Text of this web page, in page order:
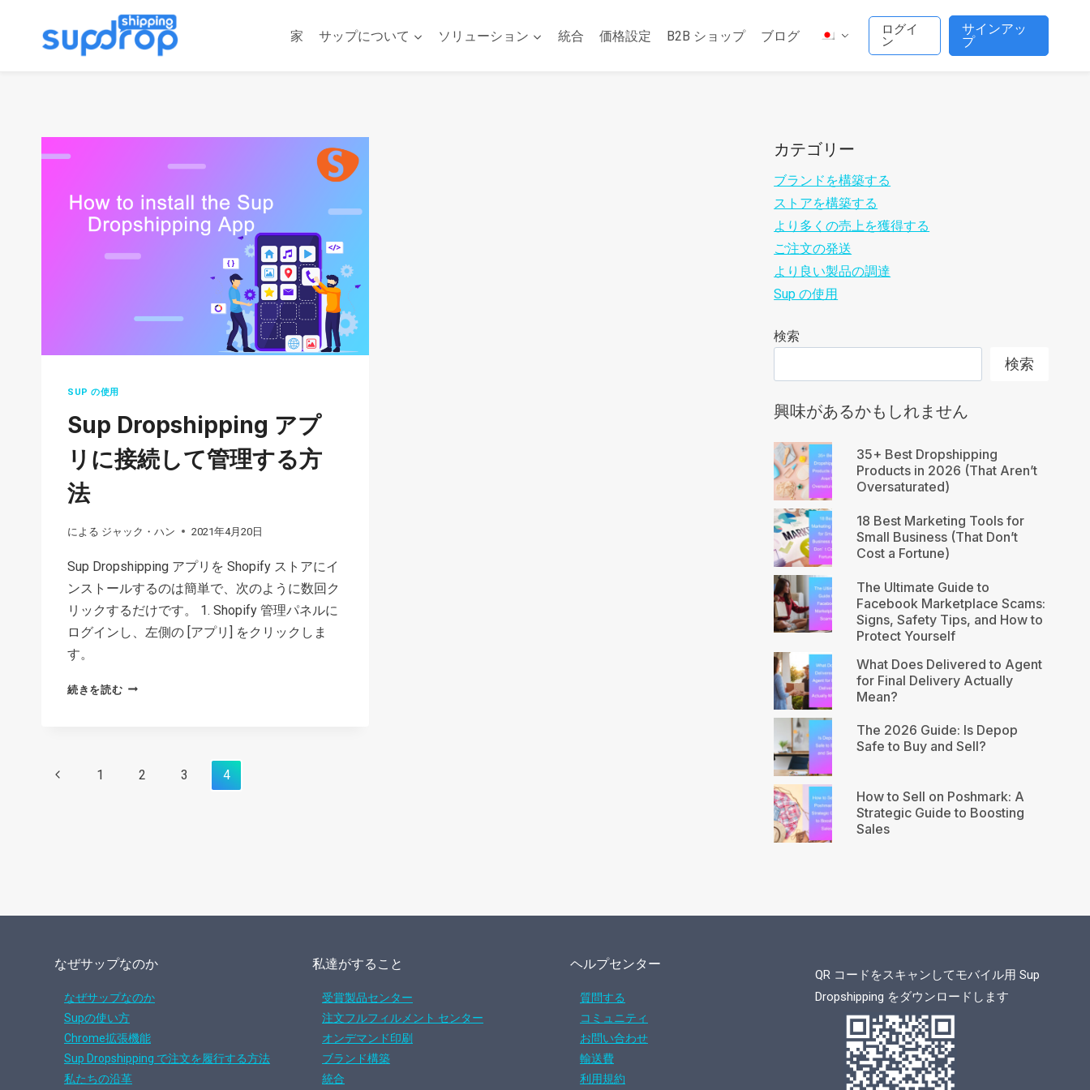
家 サップについて ソリューション 統合 価格設定 B2B ショップ ブログ
ログイ
ン
サインアッ
プ
SUP の使用
Sup Dropshipping アプ
リに接続して管理する方
法
による ジャック・ハン 2021年4月20日
Sup Dropshipping アプリを Shopify ストアにイ
ンストールするのは簡単で、次のように数回ク
リックするだけです。 1. Shopify 管理パネルに
ログインし、左側の [アプリ] をクリックしま
す。
続きを読むSUP
る
方
法
ペ
ビ
ー
前
1 2 3 4
カテゴリー
ブランドを構築する
ストアを構築する
より多くの売上を獲得する
ご注文の発送
より良い製品の調達
Sup の使用
検索
検索
興味があるかもしれません
35+ Best Dropshipping
Products in 2026 (That Aren’t
Oversaturated)
18 Best Marketing Tools for
Small Business (That Don’t
Cost a Fortune)
The Ultimate Guide to
Facebook Marketplace Scams:
Signs, Safety Tips, and How to
Protect Yourself
What Does Delivered to Agent
for Final Delivery Actually
Mean?
The 2026 Guide: Is Depop
Safe to Buy and Sell?
How to Sell on Poshmark: A
Strategic Guide to Boosting
Sales
なぜサップなのか
なぜサップなのか
Supの使い方
Chrome拡張機能
Sup Dropshipping で注文を履行する方法
私たちの沿革
私達がすること
受賞製品センター
注文フルフィルメント センター
オンデマンド印刷
ブランド構築
統合
ヘルプセンター
質問する
コミュニティ
お問い合わせ
輸送費
利用規約
QR コードをスキャンしてモバイル用 Sup
Dropshipping をダウンロードします